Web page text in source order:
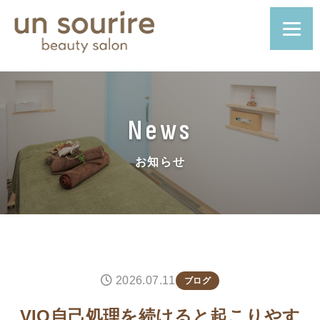
News
お知らせ
2026.07.11 ブログ
VIO自己処理を続けると起こりやす